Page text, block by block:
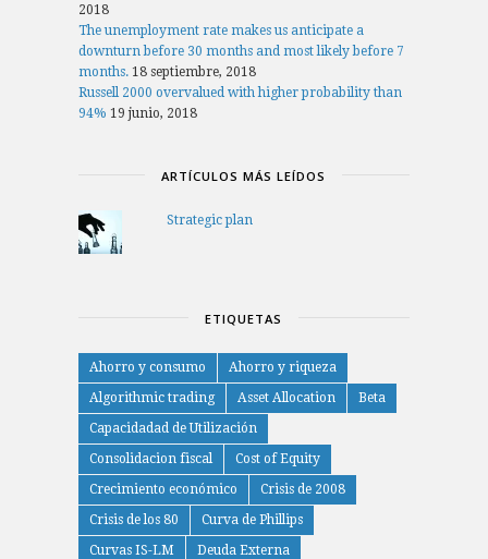
2018
The unemployment rate makes us anticipate a
downturn before 30 months and most likely before 7
months. 18 septiembre, 2018
Russell 2000 overvalued with higher probability than
94% 19 junio, 2018
ARTÍCULOS MÁS LEÍDOS
Strategic plan
ETIQUETAS
Ahorro y consumo
Ahorro y riqueza
Algorithmic trading
Asset Allocation
Beta
Capacidadad de Utilización
Consolidacion fiscal
Cost of Equity
Crecimiento económico
Crisis de 2008
Crisis de los 80
Curva de Phillips
Curvas IS-LM
Deuda Externa